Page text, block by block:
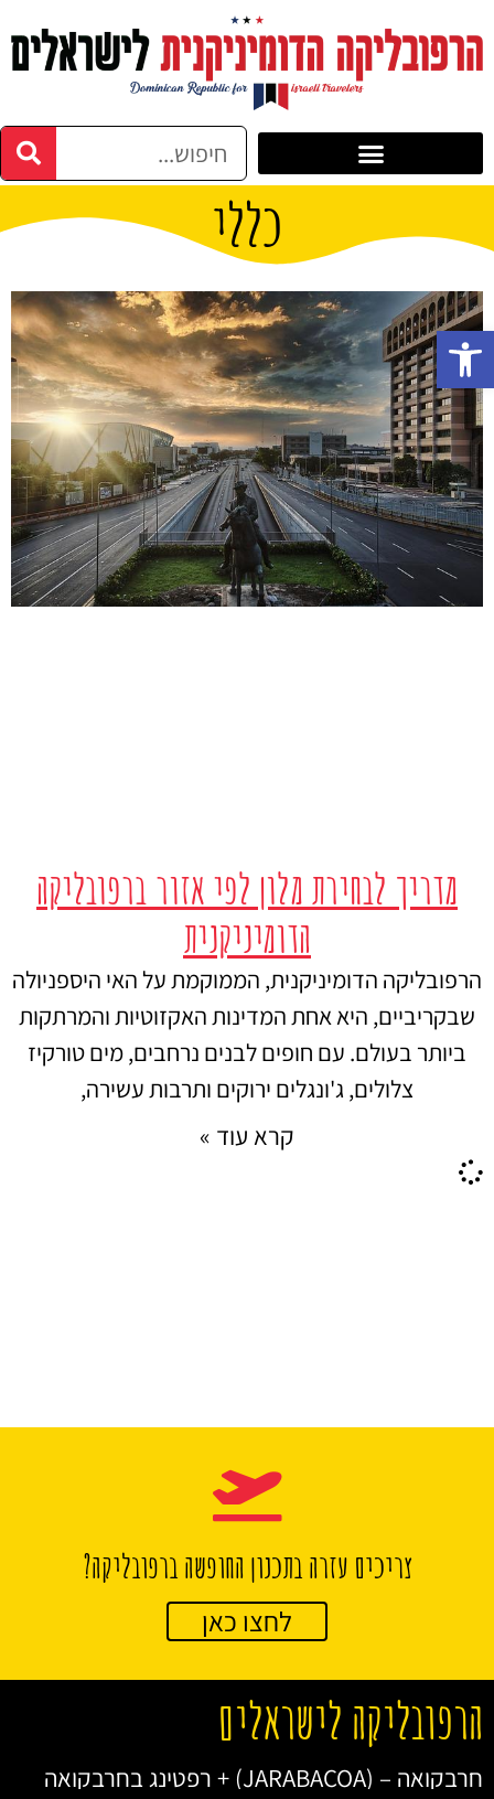
כללי
מדריך לבחירת מלון לפי אזור ברפובליקה
הדומיניקנית
הרפובליקה הדומיניקנית, הממוקמת על האי היספניולה
שבקריביים, היא אחת המדינות האקזוטיות והמרתקות
ביותר בעולם. עם חופים לבנים נרחבים, מים טורקיז
צלולים, ג'ונגלים ירוקים ותרבות עשירה,
קרא עוד »
צריכים עזרה בתכנון החופשה ברפובליקה?
לחצו כאן
הרפובליקה לישראלים
חרבקואה – (JARABACOA) + רפטינג בחרבקואה
פתח סרגל נגישות